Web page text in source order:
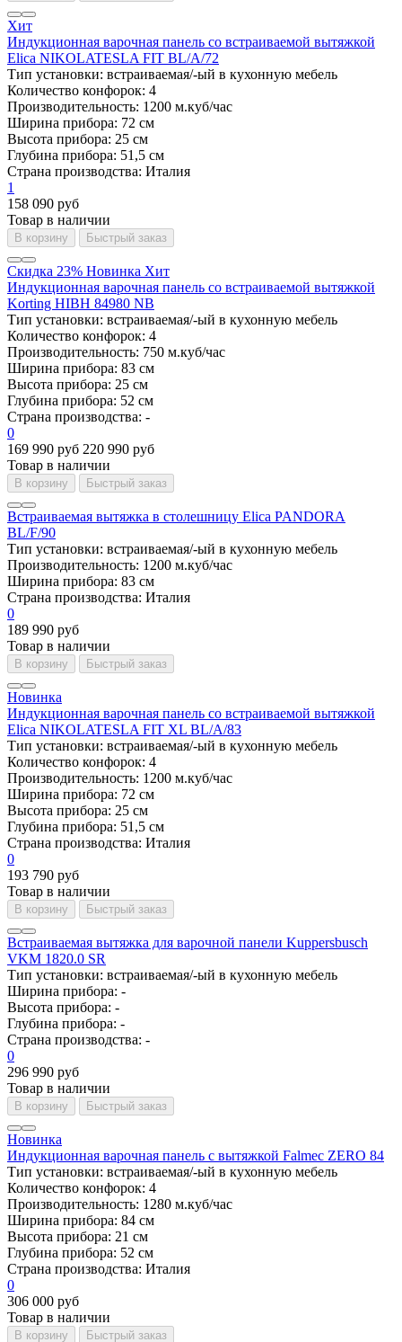
Хит
Индукционная варочная панель со встраиваемой вытяжкой
Elica NIKOLATESLA FIT BL/A/72
Тип установки: встраиваемая/-ый в кухонную мебель
Количество конфорок: 4
Производительность: 1200 м.куб/час
Ширина прибора: 72 см
Высота прибора: 25 см
Глубина прибора: 51,5 см
Страна производства: Италия
1
158 090 руб
Товар в наличии
В корзину Быстрый заказ
Скидка 23% Новинка Хит
Индукционная варочная панель со встраиваемой вытяжкой
Korting HIBH 84980 NB
Тип установки: встраиваемая/-ый в кухонную мебель
Количество конфорок: 4
Производительность: 750 м.куб/час
Ширина прибора: 83 см
Высота прибора: 25 см
Глубина прибора: 52 см
Страна производства: -
0
169 990 руб 220 990 руб
Товар в наличии
В корзину Быстрый заказ
Встраиваемая вытяжка в столешницу Elica PANDORA
BL/F/90
Тип установки: встраиваемая/-ый в кухонную мебель
Производительность: 1200 м.куб/час
Ширина прибора: 83 см
Страна производства: Италия
0
189 990 руб
Товар в наличии
В корзину Быстрый заказ
Новинка
Индукционная варочная панель со встраиваемой вытяжкой
Elica NIKOLATESLA FIT XL BL/A/83
Тип установки: встраиваемая/-ый в кухонную мебель
Количество конфорок: 4
Производительность: 1200 м.куб/час
Ширина прибора: 72 см
Высота прибора: 25 см
Глубина прибора: 51,5 см
Страна производства: Италия
0
193 790 руб
Товар в наличии
В корзину Быстрый заказ
Встраиваемая вытяжка для варочной панели Kuppersbusch
VKM 1820.0 SR
Тип установки: встраиваемая/-ый в кухонную мебель
Ширина прибора: -
Высота прибора: -
Глубина прибора: -
Страна производства: -
0
296 990 руб
Товар в наличии
В корзину Быстрый заказ
Новинка
Индукционная варочная панель с вытяжкой Falmec ZERO 84
Тип установки: встраиваемая/-ый в кухонную мебель
Количество конфорок: 4
Производительность: 1280 м.куб/час
Ширина прибора: 84 см
Высота прибора: 21 см
Глубина прибора: 52 см
Страна производства: Италия
0
306 000 руб
Товар в наличии
В корзину Быстрый заказ